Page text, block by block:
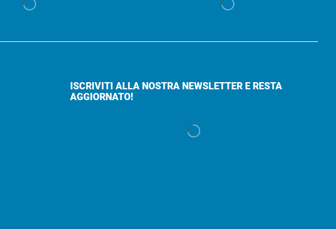
ISCRIVITI ALLA NOSTRA NEWSLETTER E RESTA
AGGIORNATO!